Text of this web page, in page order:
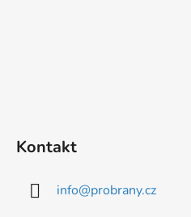
Kontakt
info@probrany.cz